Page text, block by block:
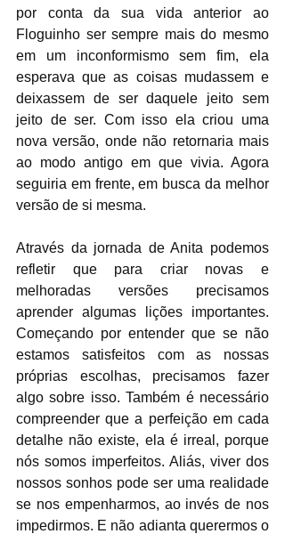
por conta da sua vida anterior ao
Floguinho ser sempre mais do mesmo
em um inconformismo sem fim, ela
esperava que as coisas mudassem e
deixassem de ser daquele jeito sem
jeito de ser. Com isso ela criou uma
nova versão, onde não retornaria mais
ao modo antigo em que vivia. Agora
seguiria em frente, em busca da melhor
versão de si mesma.
Através da jornada de Anita podemos
refletir que para criar novas e
melhoradas versões precisamos
aprender algumas lições importantes.
Começando por entender que se não
estamos satisfeitos com as nossas
próprias escolhas, precisamos fazer
algo sobre isso. Também é necessário
compreender que a perfeição em cada
detalhe não existe, ela é irreal, porque
nós somos imperfeitos. Aliás, viver dos
nossos sonhos pode ser uma realidade
se nos empenharmos, ao invés de nos
impedirmos. E não adianta querermos o